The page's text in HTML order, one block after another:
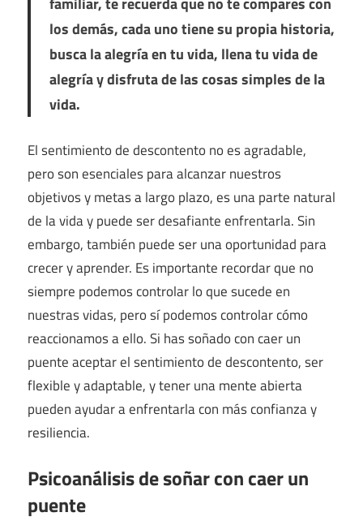
los demás, cada uno tiene su propia historia,
busca la alegría en tu vida, llena tu vida de
alegría y disfruta de las cosas simples de la
vida.
El sentimiento de descontento no es agradable,
pero son esenciales para alcanzar nuestros
objetivos y metas a largo plazo, es una parte natural
de la vida y puede ser desafiante enfrentarla. Sin
embargo, también puede ser una oportunidad para
crecer y aprender. Es importante recordar que no
siempre podemos controlar lo que sucede en
nuestras vidas, pero sí podemos controlar cómo
reaccionamos a ello. Si has soñado con caer un
puente aceptar el sentimiento de descontento, ser
flexible y adaptable, y tener una mente abierta
pueden ayudar a enfrentarla con más confianza y
resiliencia.
Psicoanálisis de soñar con caer un
puente